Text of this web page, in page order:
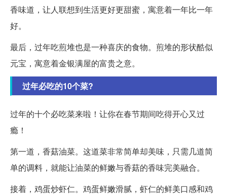
香味道，让人联想到生活更好更甜蜜，寓意着一年比一年
好。
最后，过年吃煎堆也是一种喜庆的食物。煎堆的形状酷似
元宝，寓意着金银满屋的富贵之意。
过年必吃的10个菜?
过年的十个必吃菜来啦！让你在春节期间吃得开心又过
瘾！
第一道，香菇油菜。这道菜非常简单却美味，只需几道简
单的调料，就能让油菜的鲜嫩与香菇的香味完美融合。
接着，鸡蛋炒虾仁。鸡蛋鲜嫩滑腻，虾仁的鲜美口感和鸡